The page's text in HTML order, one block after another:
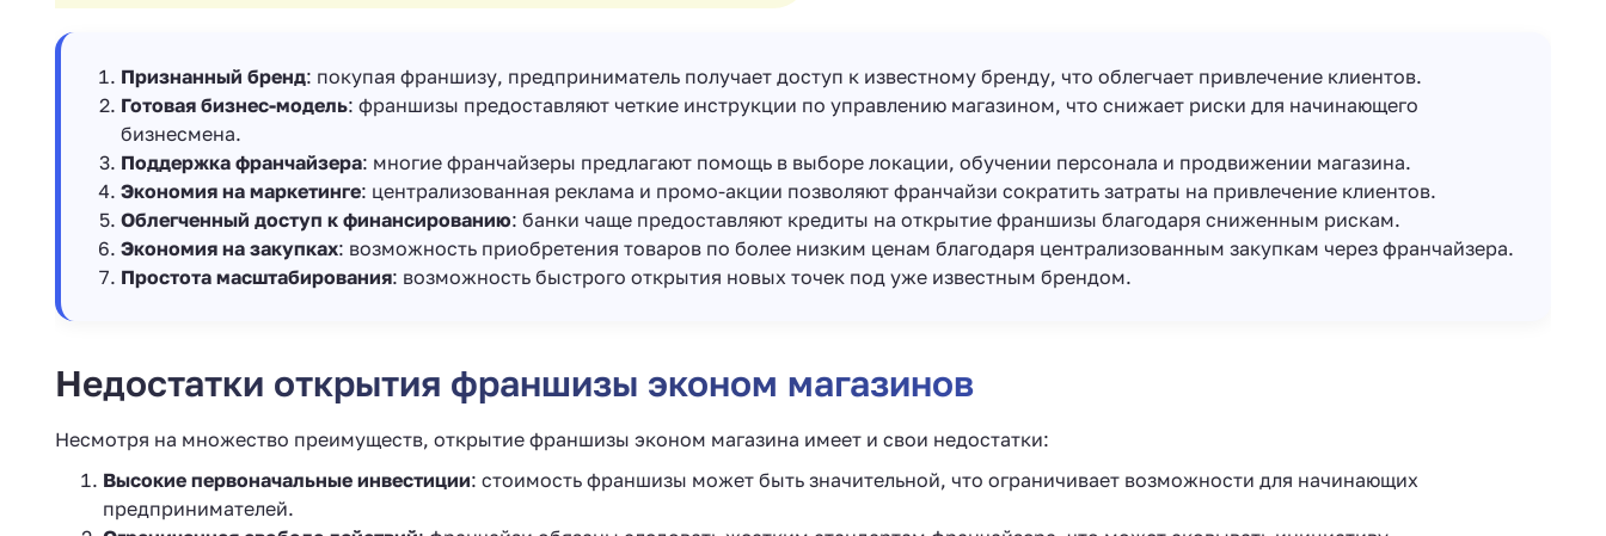
Признанный бренд: покупая франшизу, предприниматель получает доступ к известному бренду, что облегчает привлечение клиентов.
Готовая бизнес-модель: франшизы предоставляют четкие инструкции по управлению магазином, что снижает риски для начинающего
бизнесмена.
Поддержка франчайзера: многие франчайзеры предлагают помощь в выборе локации, обучении персонала и продвижении магазина.
Экономия на маркетинге: централизованная реклама и промо-акции позволяют франчайзи сократить затраты на привлечение клиентов.
Облегченный доступ к финансированию: банки чаще предоставляют кредиты на открытие франшизы благодаря сниженным рискам.
Экономия на закупках: возможность приобретения товаров по более низким ценам благодаря централизованным закупкам через франчайзера.
Простота масштабирования: возможность быстрого открытия новых точек под уже известным брендом.
Недостатки открытия франшизы эконом магазинов
Несмотря на множество преимуществ, открытие франшизы эконом магазина имеет и свои недостатки:
Высокие первоначальные инвестиции: стоимость франшизы может быть значительной, что ограничивает возможности для начинающих
предпринимателей.